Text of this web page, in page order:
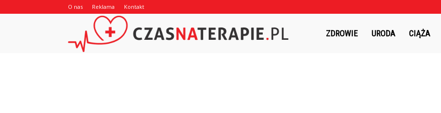
O nas Reklama Kontakt
Czasnaterapie.plZDROWIE URODA CIĄŻA